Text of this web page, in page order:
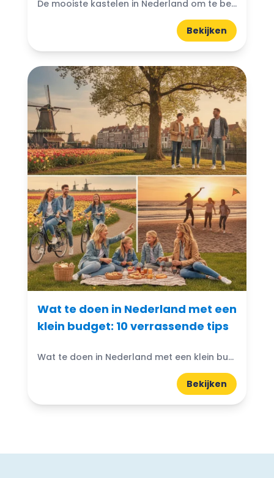
De mooiste kastelen in Nederland om te bezoeken: Denk je ooit aan de magische wereld van kastelen? Nederland heeft prachtige kastelen die wachten om ontdekt te worden. Van imposante torens...
Bekijken
Wat te doen in Nederland met een
klein budget: 10 verrassende tips
Wat te doen in Nederland met een klein budget? Gelukkig zijn er volop budgetvriendelijke uitjes te vinden! Of je nu houdt van de natuur, cultuur of avontuur, er is altijd...
Bekijken